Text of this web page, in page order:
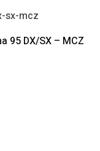
95 DX/SX – MCZ